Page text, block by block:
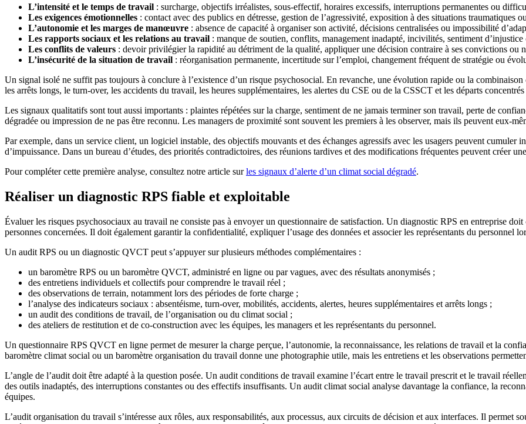
L’intensité et le temps de travail : surcharge, objectifs irréalistes, sous-effectif, horaires excessifs, interruptions permanentes ou
Les exigences émotionnelles : contact avec des publics en détresse, gestion de l’agressivité, exposition à des situations traumatiques
L’autonomie et les marges de manœuvre : absence de capacité à organiser son activité, décisions centralisées ou impossibilité
Les rapports sociaux et les relations au travail : manque de soutien, conflits, management inadapté, incivilités, sentiment
Les conflits de valeurs : devoir privilégier la rapidité au détriment de la qualité, appliquer une décision contraire à ses convictions ou
L’insécurité de la situation de travail : réorganisation permanente, incertitude sur l’emploi, changement fréquent de stratégie ou
Un signal isolé ne suffit pas toujours à conclure à l’existence d’un risque psychosocial. En revanche, une évolution rapide ou la
les arrêts longs, le turn-over, les accidents du travail, les heures supplémentaires, les alertes du CSE ou de la CSSCT et les départs
Les signaux qualitatifs sont tout aussi importants : plaintes répétées sur la charge, sentiment de ne jamais terminer son travail, perte de
dégradée ou impression de ne pas être reconnu. Les managers de proximité sont souvent les premiers à les observer, mais ils peuvent eux-
Par exemple, dans un service client, un logiciel instable, des objectifs mouvants et des échanges agressifs avec les usagers peuvent cumuler
d’impuissance. Dans un bureau d’études, des priorités contradictoires, des réunions tardives et des modifications fréquentes peuvent créer
Pour compléter cette première analyse, consultez notre article surles signaux d’alerte d’un climat social dégradé.
Réaliser un diagnostic RPS fiable et exploitable
Évaluer les risques psychosociaux au travail ne consiste pas à envoyer un questionnaire de satisfaction. Un diagnostic RPS en entreprise doit
personnes concernées. Il doit également garantir la confidentialité, expliquer l’usage des données et associer les représentants du personnel
Un audit RPS ou un diagnostic QVCT peut s’appuyer sur plusieurs méthodes complémentaires :
un baromètre RPS ou un baromètre QVCT, administré en ligne ou par vagues, avec des résultats anonymisés ;
des entretiens individuels et collectifs pour comprendre le travail réel ;
des observations de terrain, notamment lors des périodes de forte charge ;
l’analyse des indicateurs sociaux : absentéisme, turn-over, mobilités, accidents, alertes, heures supplémentaires et arrêts longs ;
un audit des conditions de travail, de l’organisation ou du climat social ;
des ateliers de restitution et de co-construction avec les équipes, les managers et les représentants du personnel.
Un questionnaire RPS QVCT en ligne permet de mesurer la charge perçue, l’autonomie, la reconnaissance, les relations de travail et la
baromètre climat social ou un baromètre organisation du travail donne une photographie utile, mais les entretiens et les observations
L’angle de l’audit doit être adapté à la question posée. Un audit conditions de travail examine l’écart entre le travail prescrit et le travail
des outils inadaptés, des interruptions constantes ou des effectifs insuffisants. Un audit climat social analyse davantage la confiance, la
équipes.
L’audit organisation du travail s’intéresse aux rôles, aux responsabilités, aux processus, aux circuits de décision et aux interfaces. Il permet